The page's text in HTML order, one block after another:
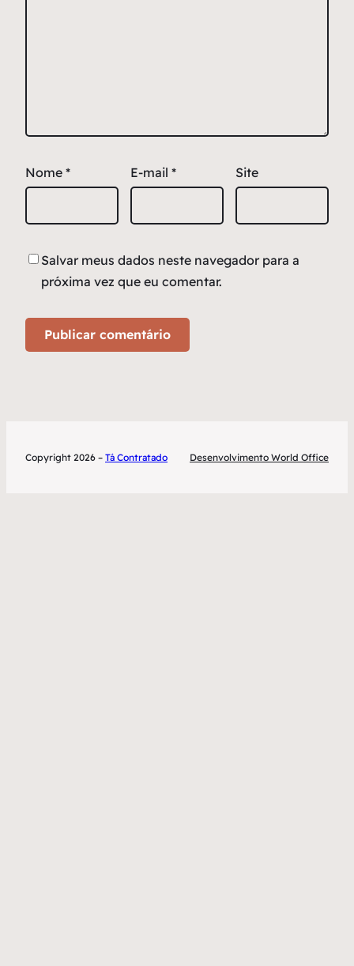
Nome * E-mail * Site
Salvar meus dados neste navegador para a
próxima vez que eu comentar.
Copyright 2026 – Tá Contratado Desenvolvimento World Office